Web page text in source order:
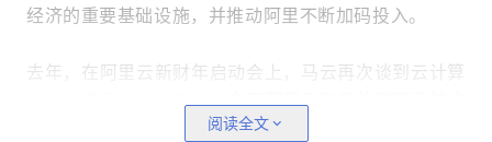
经济的重要基础设施，并推动阿里不断加码投入。
去年，在阿里云新财年启动会上，马云再次谈到云计算
AI的重要性。他表示，今天阿里云积累的资源和技术
人才，既是发展云计算和AI的信心所在，也是肩负的责
阅读全文